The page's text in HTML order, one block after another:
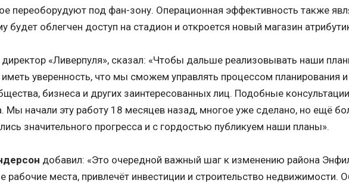
переоборудуют под фан-зону. Операционная эффективность также
будет облегчен доступ на стадион и откроется новый магазин
«Ливерпуля», сказал: «Чтобы дальше реализовывать наши
уверенность, что мы сможем управлять процессом планирования и
бизнеса и других заинтересованных лиц. Подобные
Мы начали эту работу 18 месяцев назад, многое уже сделано, но ещё
значительного прогресса и с гордостью публикуем наши планы».
добавил: «Это очередной важный шаг к изменению района
рабочие места, привлечёт инвестиции и строительство недвижимости.